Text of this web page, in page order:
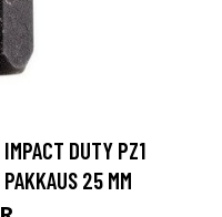
DUTY PZ1
25 MM